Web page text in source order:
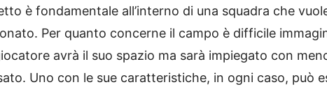
è fondamentale all’interno di una squadra che
Per quanto concerne il campo è difficile
avrà il suo spazio ma sarà impiegato con
Uno con le sue caratteristiche, in ogni caso, può